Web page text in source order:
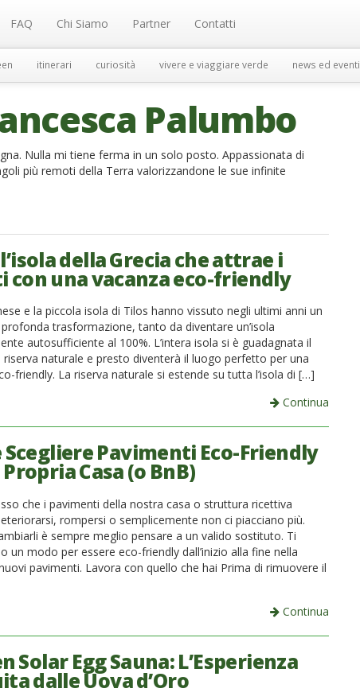
FAQ Chi Siamo Partner Contatti
itinerari curiosità vivere e viaggiare verde news ed eventi
Palumbo
Nulla mi tiene ferma in un solo posto. Appassionata di
più remoti della Terra valorizzandone le sue infinite
della Grecia che attrae i
una vacanza eco-friendly
e la piccola isola di Tilos hanno vissuto negli ultimi anni un
trasformazione, tanto da diventare un’isola
autosufficiente al 100%. L’intera isola si è guadagnata il
riserva naturale e presto diventerà il luogo perfetto per una
friendly. La riserva naturale si estende su tutta l’isola di […]
Continua
Scegliere Pavimenti Eco-Friendly
Casa (o BnB)
che i pavimenti della nostra casa o struttura ricettiva
rompersi o semplicemente non ci piacciano più.
è sempre meglio pensare a un valido sostituto. Ti
un modo per essere eco-friendly dall’inizio alla fine nella
pavimenti. Lavora con quello che hai Prima di rimuovere il
Continua
Solar Egg Sauna: L’Esperienza
dalle Uova d’Oro